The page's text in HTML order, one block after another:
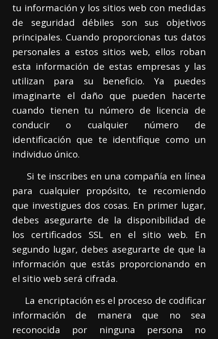
tu información y los sitios web con medidas
de seguridad débiles son sus objetivos
principales. Cuando proporcionas tus datos
personales a estos sitios web, ellos roban
esta información de estas empresas y las
utilizan para su beneficio. Ya puedes
imaginarte el daño que pueden hacerte
cuando tienen tu número de licencia de
conducir o cualquier número de
identificación que te identifique como un
individuo único.
Si te inscribes en una compañía en línea
para cualquier propósito, te recomiendo
que investigues dos cosas. En primer lugar,
debes asegurarte de la disponibilidad de
los certificados SSL en el sitio web. En
segundo lugar, debes asegurarte de que la
información que estás proporcionando en
el sitio web será cifrada.
La encriptación es el proceso de codificar
información de manera que no sea
reconocida por ninguna persona no